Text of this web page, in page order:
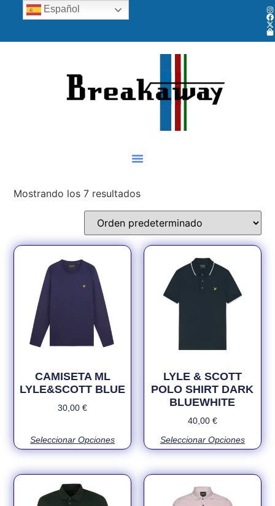
Mostrando los 7 resultados
CAMISETA ML
LYLE&SCOTT BLUE
30,00€
Seleccionar Opciones
LYLE & SCOTT
POLO SHIRT DARK
BLUEWHITE
40,00 €
Seleccionar Opciones
Español